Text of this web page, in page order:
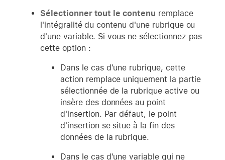
Sélectionner tout le contenu remplace
l'intégralité du contenu d'une rubrique ou
d'une variable. Si vous ne sélectionnez pas
cette option :
Dans le cas d'une rubrique, cette
action remplace uniquement la partie
sélectionnée de la rubrique active ou
insère des données au point
d'insertion. Par défaut, le point
d'insertion se situe à la fin des
données de la rubrique.
Dans le cas d'une variable qui ne